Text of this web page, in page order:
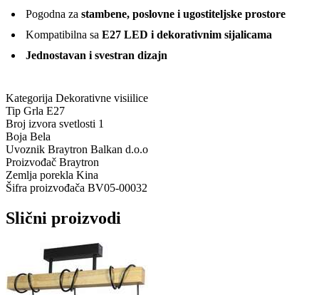
Pogodna za stambene, poslovne i ugostiteljske prostore
Kompatibilna sa E27 LED i dekorativnim sijalicama
Jednostavan i svestran dizajn
Kategorija Dekorativne visiilice
Tip Grla E27
Broj izvora svetlosti 1
Boja Bela
Uvoznik Braytron Balkan d.o.o
Proizvođač Braytron
Zemlja porekla Kina
Šifra proizvođača BV05-00032
Slični proizvodi